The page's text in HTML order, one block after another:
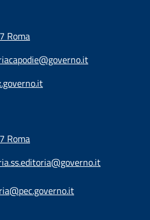
Roma
Roma